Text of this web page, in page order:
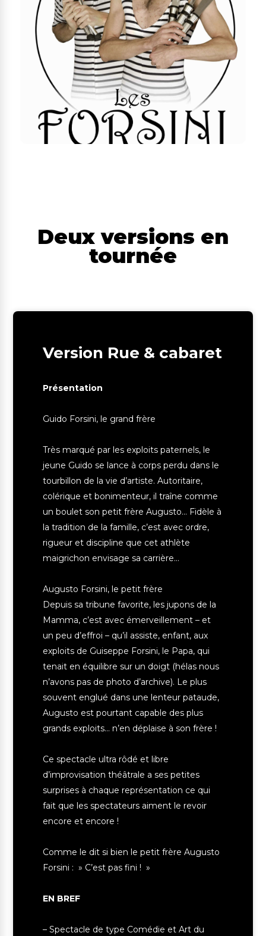
Deux versions en
tournée
Version Rue & cabaret
Présentation
Guido Forsini, le grand frère
Très marqué par les exploits paternels, le
jeune Guido se lance à corps perdu dans le
tourbillon de la vie d’artiste. Autoritaire,
colérique et bonimenteur, il traîne comme
un boulet son petit frère Augusto… Fidèle à
la tradition de la famille, c’est avec ordre,
rigueur et discipline que cet athlète
maigrichon envisage sa carrière…
Augusto Forsini, le petit frère
Depuis sa tribune favorite, les jupons de la
Mamma, c’est avec émerveillement – et
un peu d’effroi – qu’il assiste, enfant, aux
exploits de Guiseppe Forsini, le Papa, qui
tenait en équilibre sur un doigt (hélas nous
n’avons pas de photo d’archive). Le plus
souvent englué dans une lenteur pataude,
Augusto est pourtant capable des plus
grands exploits… n’en déplaise à son frère !
Ce spectacle ultra rôdé et libre
d’improvisation théâtrale a ses petites
surprises à chaque représentation ce qui
fait que les spectateurs aiment le revoir
encore et encore !
Comme le dit si bien le petit frère Augusto
Forsini : » C’est pas fini ! »
EN BREF
– Spectacle de type Comédie et Art du